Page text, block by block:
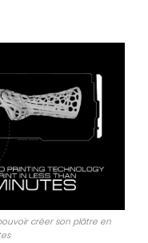
créer son plâtre en